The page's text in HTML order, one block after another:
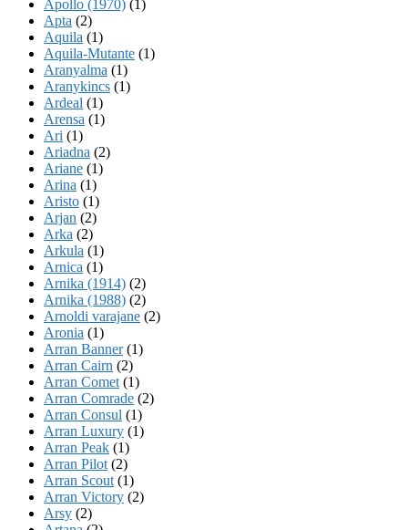
Apollo (1970) (1)
Apta (2)
Aquila (1)
Aquila-Mutante (1)
Aranyalma (1)
Aranykincs (1)
Ardeal (1)
Arensa (1)
Ari (1)
Ariadna (2)
Ariane (1)
Arina (1)
Aristo (1)
Arjan (2)
Arka (2)
Arkula (1)
Arnica (1)
Arnika (1914) (2)
Arnika (1988) (2)
Arnoldi varajane (2)
Aronia (1)
Arran Banner(1)
Arran Cairn (2)
Arran Comet (1)
Arran Comrade (2)
Arran Consul (1)
Arran Luxury (1)
Arran Peak (1)
Arran Pilot (2)
Arran Scout (1)
Arran Victory (2)
Arsy (2)